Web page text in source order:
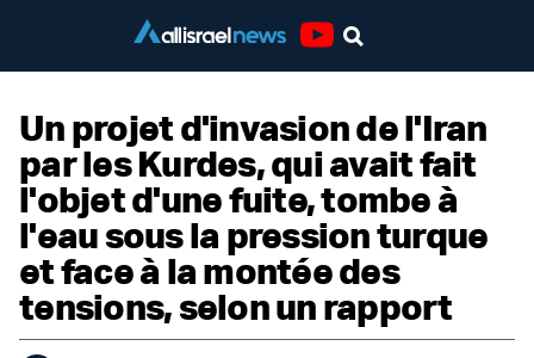
Un projet d'invasion de l'Iran
par les Kurdes, qui avait fait
l'objet d'une fuite, tombe à
l'eau sous la pression turque
et face à la montée des
tensions, selon un rapport